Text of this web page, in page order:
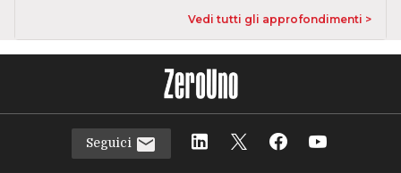
Vedi tutti gli approfondimenti >
Seguici